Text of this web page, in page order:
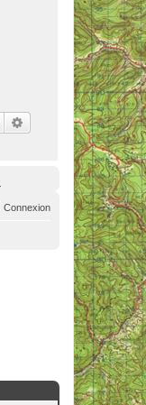
RechercherRecherche avancée
Connexion